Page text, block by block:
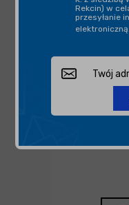
Rekcin) w
przesyłanie
elektroniczną.